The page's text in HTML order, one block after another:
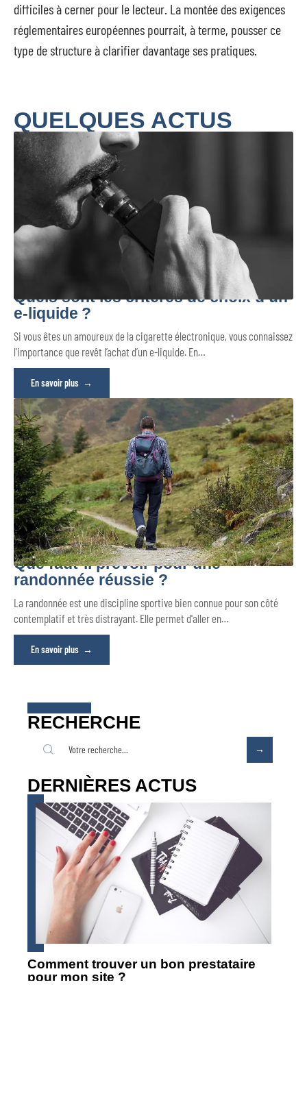
difficiles à cerner pour le lecteur. La montée des exigences
réglementaires européennes pourrait, à terme, pousser ce
type de structure à clarifier davantage ses pratiques.
QUELQUES ACTUS
Quels sont les critères de choix d’un
e-liquide ?
Si vous êtes un amoureux de la cigarette électronique, vous connaissez
l’importance que revêt l’achat d’un e-liquide. En…
En savoir plus
Que faut-il prévoir pour une
randonnée réussie ?
La randonnée est une discipline sportive bien connue pour son côté
contemplatif et très distrayant. Elle permet d'aller en…
En savoir plus
RECHERCHE
DERNIÈRES ACTUS
Comment trouver un bon prestataire
pour mon site ?